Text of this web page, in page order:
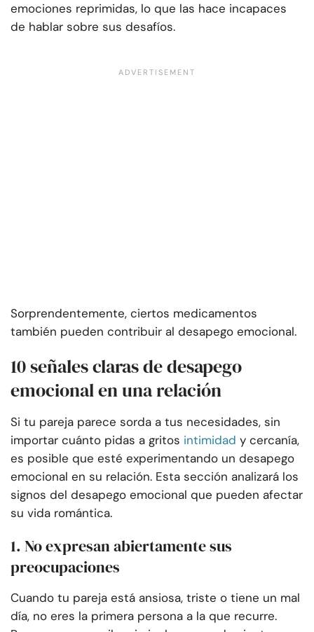
emociones reprimidas, lo que las hace incapaces
de hablar sobre sus desafíos.
Sorprendentemente, ciertos medicamentos
también pueden contribuir al desapego emocional.
10 señales claras de desapego
emocional en una relación
Si tu pareja parece sorda a tus necesidades, sin
importar cuánto pidas a gritos intimidad y cercanía,
es posible que esté experimentando un desapego
emocional en su relación. Esta sección analizará los
signos del desapego emocional que pueden afectar
su vida romántica.
1. No expresan abiertamente sus
preocupaciones
Cuando tu pareja está ansiosa, triste o tiene un mal
día, no eres la primera persona a la que recurre.